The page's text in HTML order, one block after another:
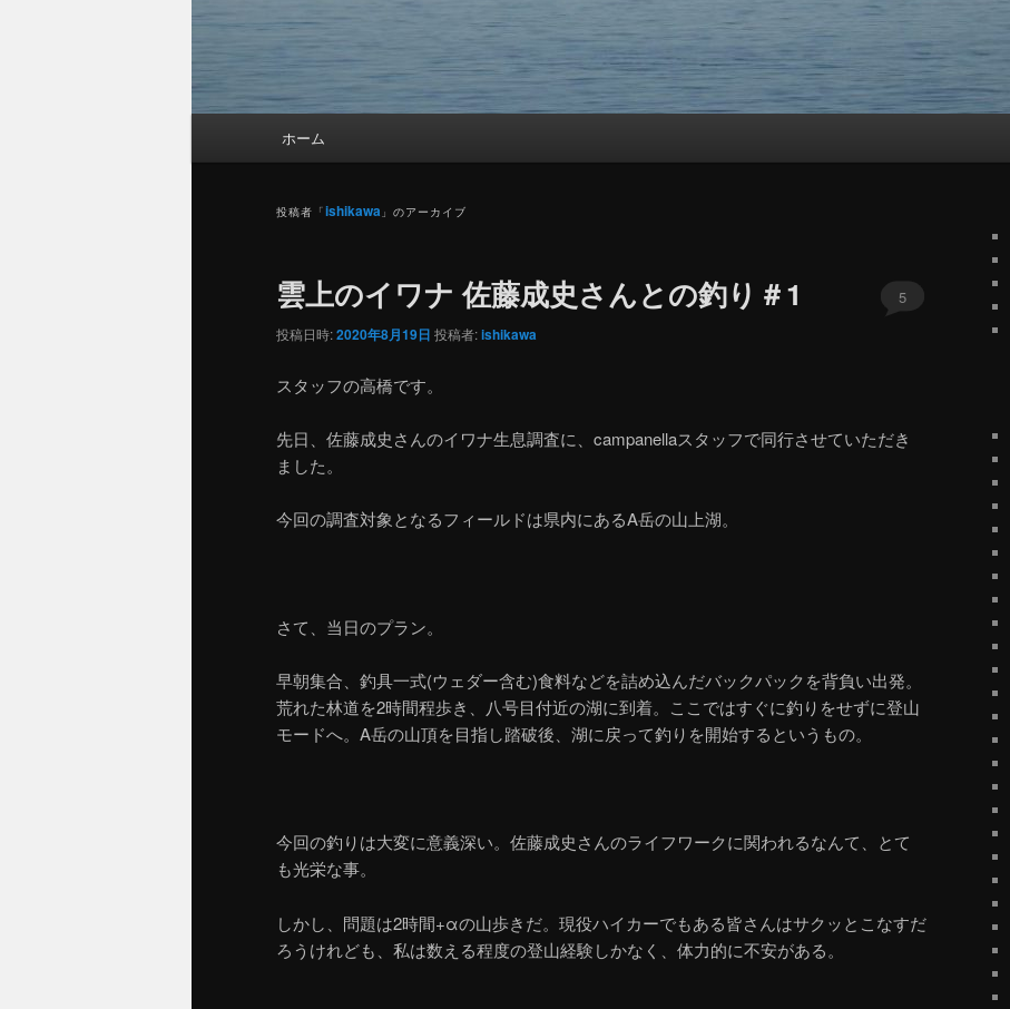
メ
コ
ン
ツ
移
動
サ
ン
ツ
へ
動
ホーム
投稿者「ishikawa 」のアーカイブ
雲上のイワナ 佐藤成史さんとの釣り＃1
投稿日時:2020年8月19日 投稿者:ishikawa
5
スタッフの高橋です。
先日、佐藤成史さんのイワナ生息調査に、campanellaスタッフで同行させていただき
ました。
今回の調査対象となるフィールドは県内にあるA岳の山上湖。
さて、当日のプラン。
早朝集合、釣具一式(ウェダー含む)食料などを詰め込んだバックパックを背負い出発。
荒れた林道を2時間程歩き、八号目付近の湖に到着。ここではすぐに釣りをせずに登山
モードへ。A岳の山頂を目指し踏破後、湖に戻って釣りを開始するというもの。
今回の釣りは大変に意義深い。佐藤成史さんのライフワークに関われるなんて、とて
も光栄な事。
しかし、問題は2時間+αの山歩きだ。現役ハイカーでもある皆さんはサクッとこなすだ
ろうけれども、私は数える程度の登山経験しかなく、体力的に不安がある。